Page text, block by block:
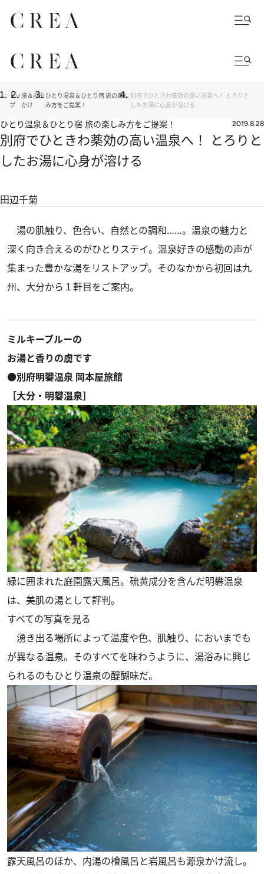
トッ
プ
旅＆お出
かけ
ひとり温泉＆ひとり宿 旅の楽し
み方をご提案！
別府でひときわ薬効の高い温泉へ！ とろりと
したお湯に心身が溶ける
ひとり温泉＆ひとり宿 旅の楽しみ方をご提案！ 2019.8.28
別府でひときわ薬効の高い温泉へ！ とろりと
したお湯に心身が溶ける
田辺千菊
湯の肌触り、色合い、自然との調和……。温泉の魅力と
深く向き合えるのがひとりステイ。温泉好きの感動の声が
集まった豊かな湯をリストアップ。そのなかから初回は九
州、大分から１軒目をご案内。
ミルキーブルーの
お湯と香りの虜です
●別府明礬温泉 岡本屋旅館
［大分・明礬温泉］
緑に囲まれた庭園露天風呂。硫黄成分を含んだ明礬温泉
は、美肌の湯として評判。
すべての写真を見る
湧き出る場所によって温度や色、肌触り、においまでも
が異なる温泉。そのすべてを味わうように、湯浴みに興じ
られるのもひとり温泉の醍醐味だ。
露天風呂のほか、内湯の檜風呂と岩風呂も源泉かけ流し。